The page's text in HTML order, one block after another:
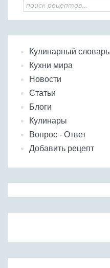
Кулинарный словарь
Кухни мира
Новости
Статьи
Блоги
Кулинары
Вопрос - Ответ
Добавить рецепт